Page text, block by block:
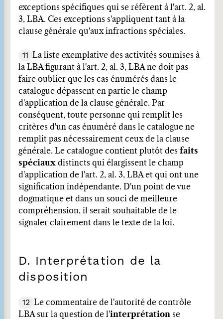
exceptions spécifiques qui se réfèrent à l'art. 2, al.
3, LBA. Ces exceptions s'appliquent tant à la
clause générale qu'aux infractions spéciales.
11
La liste exemplative des activités soumises à
la LBA figurant à l'art. 2, al. 3, LBA ne doit pas
faire oublier que les cas énumérés dans le
catalogue dépassent en partie le champ
d'application de la clause générale. Par
conséquent, toute personne qui remplit les
critères d'un cas énuméré dans le catalogue ne
remplit pas nécessairement ceux de la clause
générale. Le catalogue contient plutôt des faits
spéciaux distincts qui élargissent le champ
d'application de l'art. 2, al. 3, LBA et qui ont une
signification indépendante. D'un point de vue
dogmatique et dans un souci de meilleure
compréhension, il serait souhaitable de le
signaler clairement dans le texte de la loi.
D. Interprétation de la
disposition
12
Le commentaire de l'autorité de contrôle
LBA sur la question de l'interprétation se